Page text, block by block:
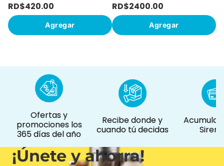
RD$420.00
Agregar
RD$2400.00
Agregar
Ofertas y
promociones los
365 días del año
Recibe donde y
cuando tú decidas
Acumula
¡Únete y ahorra!